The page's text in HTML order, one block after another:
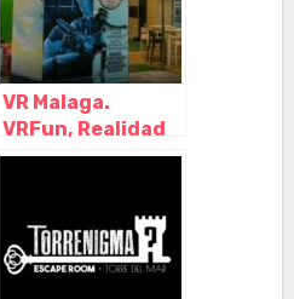
VR Malaga.
VRFun, Realidad
Virtual en Málaga.
Málaga –
Andalucia